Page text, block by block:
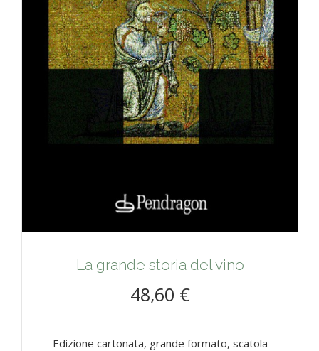
La grande storia del vino
48,60 €
Edizione cartonata, grande formato, scatola